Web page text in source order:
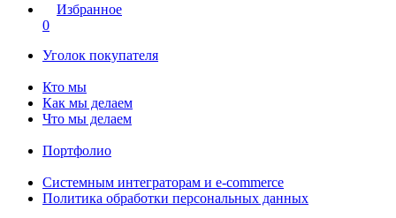
Избранное
0
Уголок покупателя
Кто мы
Как мы делаем
Что мы делаем
Портфолио
Системным интеграторам и e-commerce
Политика обработки персональных данных